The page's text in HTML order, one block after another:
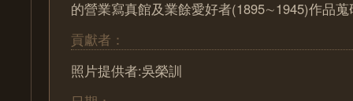
的營業寫真館及業餘愛好者(1895∼1945)作品
貢獻者：
照片提供者:吳榮訓